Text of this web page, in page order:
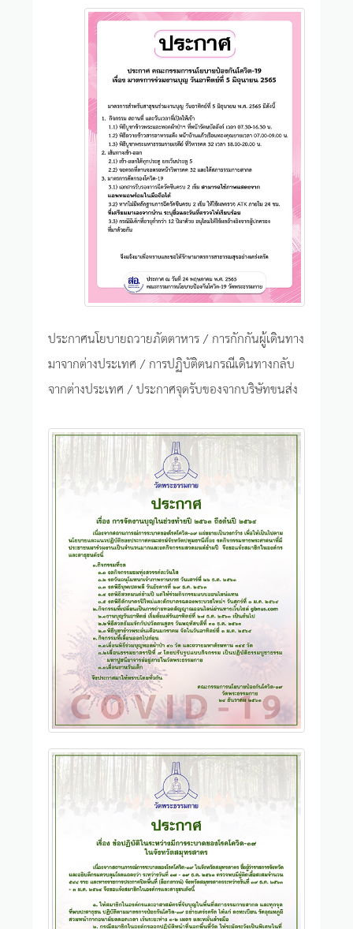
ประกาศนโยบายถวายภัตตาหาร / การกักกันผู้เดินทาง
มาจากต่างประเทศ / การปฏิบัติตนกรณีเดินทางกลับ
จากต่างประเทศ / ประกาศจุดรับของจากบริษัทขนส่ง